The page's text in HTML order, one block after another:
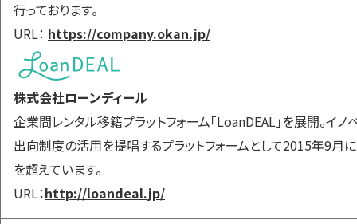
行っております。
URL： https://company.okan.jp/
株式会社ローンディール
企業間レンタル移籍プラットフォーム「LoanDEAL」を展開。
出向制度の活用を提唱するプラットフォームとして2015年9
を超えています。
URL：http://loandeal.jp/